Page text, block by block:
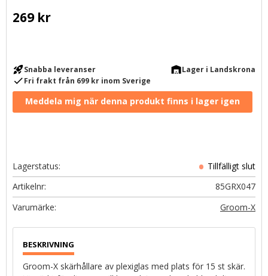
269kr
rocket_launchSnabba leveranser warehouseLager i Landskrona
checkFri frakt från 699 kr inom Sverige
Lagerstatus
Artikelnr
85GRX047
Groom-X
Groom-X skärhållare av plexiglas med plats för 15 st skär.